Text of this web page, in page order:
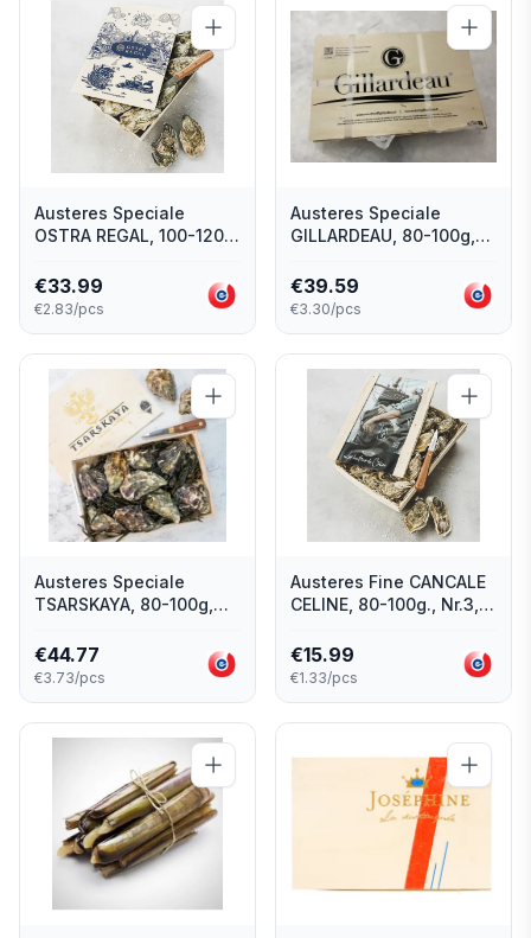
Austeres Speciale
OSTRA REGAL, 100-120g,
€33.99
€2.83/pcs
Austeres Speciale
GILLARDEAU, 80-100g,
€39.59
€3.30/pcs
Austeres Speciale
TSARSKAYA, 80-100g,
€44.77
€3.73/pcs
Austeres Fine CANCALE
CELINE, 80-100g., Nr.3,
€15.99
€1.33/pcs